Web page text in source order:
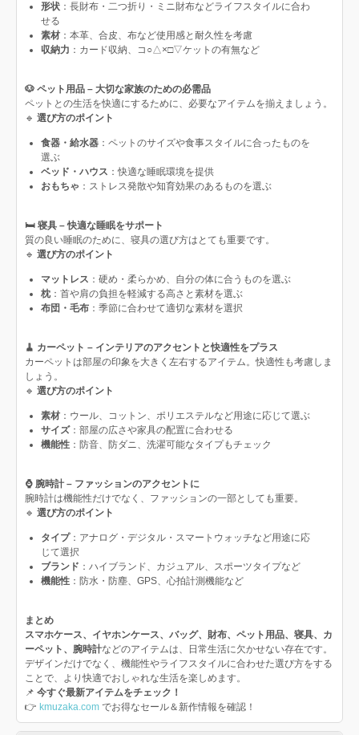
形状 ：長財布・二つ折り・ミニ財布などライフスタイルに合わ
せる
素材 ：本革、合皮、布など使用感と耐久性を考慮
収納力 ：カード収納、コ○△×□▽ケットの有無など
🐶 ペット用品 – 大切な家族のための必需品
ペットとの生活を快適にするために、必要なアイテムを揃えましょう。
🔹 選び方のポイント
食器・給水器 ：ペットのサイズや食事スタイルに合ったものを
選ぶ
ベッド・ハウス ：快適な睡眠環境を提供
おもちゃ ：ストレス発散や知育効果のあるものを選ぶ
🛏 寝具 – 快適な睡眠をサポート
質の良い睡眠のために、寝具の選び方はとても重要です。
🔹 選び方のポイント
マットレス ：硬め・柔らかめ、自分の体に合うものを選ぶ
枕：首や肩の負担を軽減する高さと素材を選ぶ
布団・毛布 ：季節に合わせて適切な素材を選択
🧹 カーペット – インテリアのアクセントと快適性をプラス
カーペットは部屋の印象を大きく左右するアイテム。快適性も考慮しま
しょう。
🔹 選び方のポイント
素材 ：ウール、コットン、ポリエステルなど用途に応じて選ぶ
サイズ：部屋の広さや家具の配置に合わせる
機能性 ：防音、防ダニ、洗濯可能なタイプもチェック
⌚ 腕時計 – ファッションのアクセントに
腕時計は機能性だけでなく、ファッションの一部としても重要。
🔹 選び方のポイント
タイプ：アナログ・デジタル・スマートウォッチなど用途に応
じて選択
ブランド ：ハイブランド、カジュアル、スポーツタイプなど
機能性 ：防水・防塵、GPS、心拍計測機能など
まとめ
スマホケース、イヤホンケース、バッグ、財布、ペット用品、寝具、カ
ーペット、腕時計などのアイテムは、日常生活に欠かせない存在です。
デザインだけでなく、機能性やライフスタイルに合わせた選び方をする
ことで、より快適でおしゃれな生活を楽しめます。
📌 今すぐ最新アイテムをチェック！
👉 kmuzaka.com でお得なセール＆新作情報を確認！